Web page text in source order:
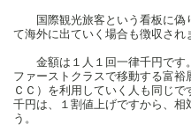
国際観光旅客という看板に偽
て海外に出ていく場合も徴収され
金額は１人１回一律千円です
ファーストクラスで移動する富裕
ＣＣ）を利用していく人も同じ
千円は、１割値上げですから、相
う。